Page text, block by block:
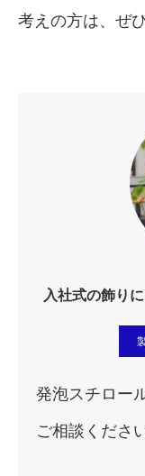
考えの方は、ぜ
入社式の飾り
発泡スチロー
ご相談くださ